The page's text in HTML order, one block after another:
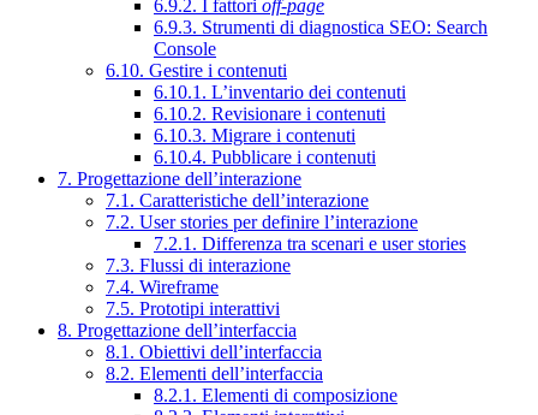
6.9.2. I fattori off-page
6.9.3. Strumenti di diagnostica SEO: Search
Console
6.10. Gestire i contenuti
6.10.1. L’inventario dei contenuti
6.10.2. Revisionare i contenuti
6.10.3. Migrare i contenuti
6.10.4. Pubblicare i contenuti
7. Progettazione dell’interazione
7.1. Caratteristiche dell’interazione
7.2. User stories per definire l’interazione
7.2.1. Differenza tra scenari e user stories
7.3. Flussi di interazione
7.4. Wireframe
7.5. Prototipi interattivi
8. Progettazione dell’interfaccia
8.1. Obiettivi dell’interfaccia
8.2. Elementi dell’interfaccia
8.2.1. Elementi di composizione